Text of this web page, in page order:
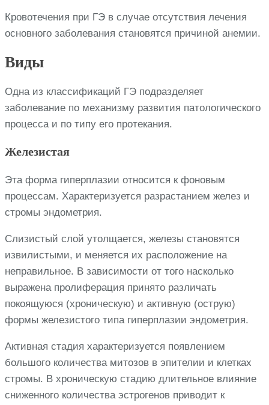
Кровотечения при ГЭ в случае отсутствия лечения
основного заболевания становятся причиной анемии.
Виды
Одна из классификаций ГЭ подразделяет
заболевание по механизму развития патологического
процесса и по типу его протекания.
Железистая
Эта форма гиперплазии относится к фоновым
процессам. Характеризуется разрастанием желез и
стромы эндометрия.
Слизистый слой утолщается, железы становятся
извилистыми, и меняется их расположение на
неправильное. В зависимости от того насколько
выражена пролиферация принято различать
покоящуюся (хроническую) и активную (острую)
формы железистого типа гиперплазии эндометрия.
Активная стадия характеризуется появлением
большого количества митозов в эпителии и клетках
стромы. В хроническую стадию длительное влияние
сниженного количества эстрогенов приводит к